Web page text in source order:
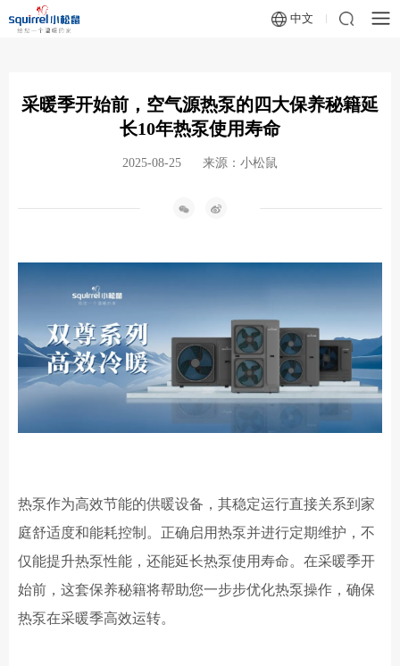
中文
采暖季开始前，空气源热泵的四大保养秘籍延
长10年热泵使用寿命
2025-08-25 来源：小松鼠
热泵作为高效节能的供暖设备，其稳定运行直接关系到家
庭舒适度和能耗控制。正确启用热泵并进行定期维护，不
仅能提升热泵性能，还能延长热泵使用寿命。在采暖季开
始前，这套保养秘籍将帮助您一步步优化热泵操作，确保
热泵在采暖季高效运转。